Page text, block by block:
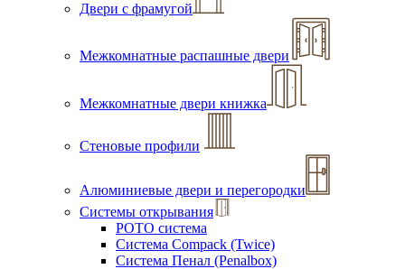
Двери с фрамугой
Межкомнатные распашные двери
Межкомнатные двери книжка
Стеновые профили
Алюминиевые двери и перегородки
Системы открывания
РОТО система
Система Compack (Twice)
Система Пенал (Penalbox)